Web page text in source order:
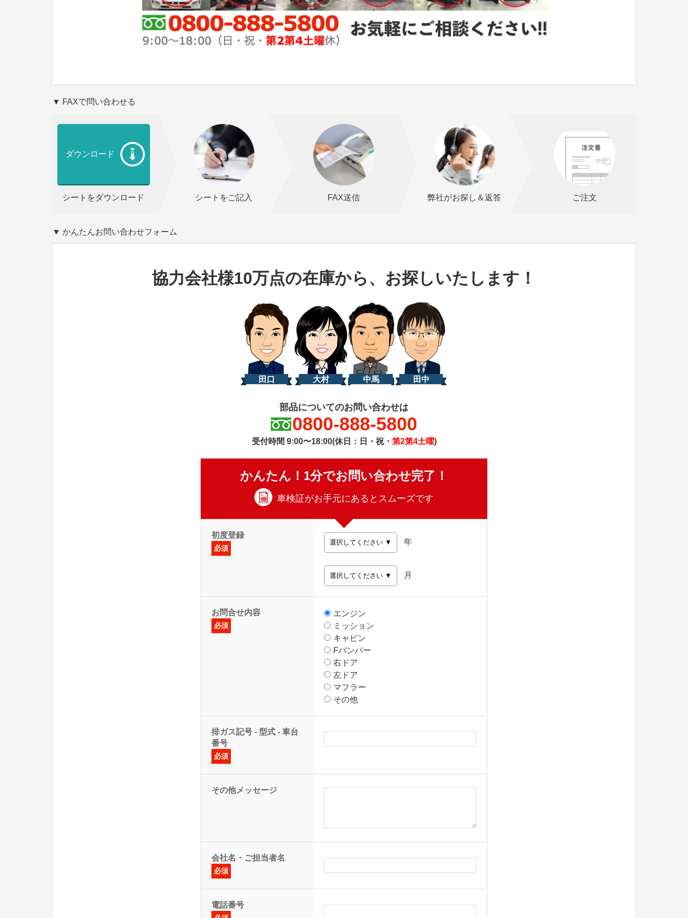
▼ FAXで問い合わせる
ダウンロード
シートをダウンロード シートをご記入 FAX送信 弊社がお探し＆返答 ご注文
▼ かんたんお問い合わせフォーム
協力会社様10万点の在庫から、お探しいたします！
田口 大村 中馬 田中
部品についてのお問い合わせは
0800-888-5800
受付時間 9:00〜18:00(休日：日・祝・ 第2第4土曜)
かんたん！1分でお問い合わせ完了！
車検証がお手元にあるとスムーズです
初度登録
必須
年
月
お問合せ内容
必須
エンジン
ミッション
キャビン
Fバンパー
右ドア
左ドア
マフラー
その他
排ガス記号 - 型式 - 車台
番号
必須
その他メッセージ
会社名・ご担当者名
必須
電話番号